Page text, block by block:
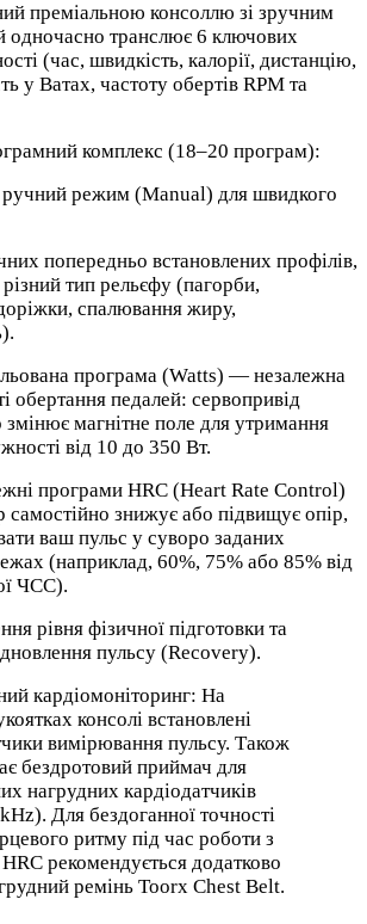
преміальною консоллю зі зручним
одночасно транслює 6 ключових
(час, швидкість, калорії, дистанцію,
у Ватах, частоту обертів RPM та
комплекс (18–20 програм):
ручний режим (Manual) для швидкого
попередньо встановлених профілів,
тип рельєфу (пагорби,
спалювання жиру,
програма (Watts) — незалежна
обертання педалей: сервопривід
змінює магнітне поле для утримання
від 10 до 350 Вт.
програми HRC (Heart Rate Control)
знижує або підвищує опір,
ваш пульс у суворо заданих
(наприклад, 60%, 75% або 85% від
ЧСС).
рівня фізичної підготовки та
пульсу (Recovery).
кардіомоніторинг: На
консолі встановлені
вимірювання пульсу. Також
бездротовий приймач для
нагрудних кардіодатчиків
Для бездоганної точності
ритму під час роботи з
рекомендується додатково
ремінь Toorx Chest Belt.